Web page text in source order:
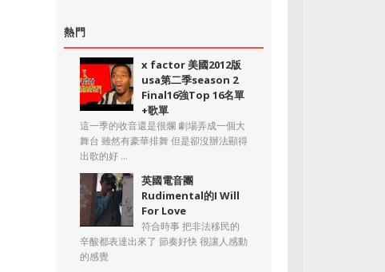
熱門
x factor 美國2012版
usa第二季season 2
Final16強Top 16名單
+歌單
這一季的收音還是很爛 劇場弄成一個大
舞台 雖然有豪華排舞 但是卻沒辦法顯得
出歌的好 ...
英國電音團
Rudimental的I Will
For Love
符合時事 把非法移民的
辛酸都表達出來了 節奏好快 很讓人感動
的感覺